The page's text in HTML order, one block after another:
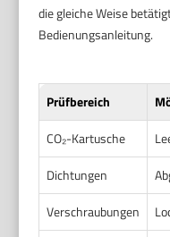
die gleiche Weise
Bedienungsanleitung.
Prüfbereich
CO₂-Kartusche
Dichtungen
Verschraubungen